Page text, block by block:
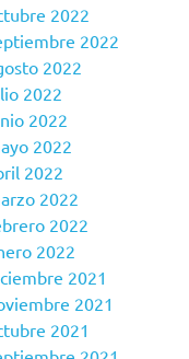
2022
2022
2022
2022
2022
2022
2022
2022
2022
2022
2021
2021
2021